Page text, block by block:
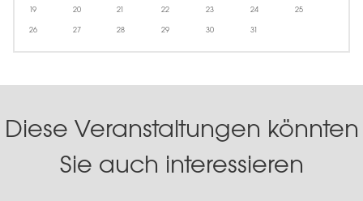
19 20 21 22 23 24 25
26 27 28 29 30 31
Diese Veranstaltungen könnten
Sie auch interessieren